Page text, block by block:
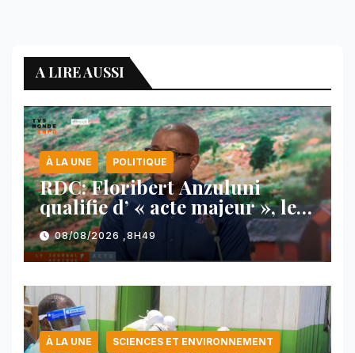
A LIRE AUSSI
À LA UNE POLITIQUE
RDC: Floribert Anzuluni
qualifie d’ « acte majeur », le
protocole de désarmement des
FDLR
08/08/2026 ,8H49
À LA UNE SCIENCES ET ENVIRONNEMENT